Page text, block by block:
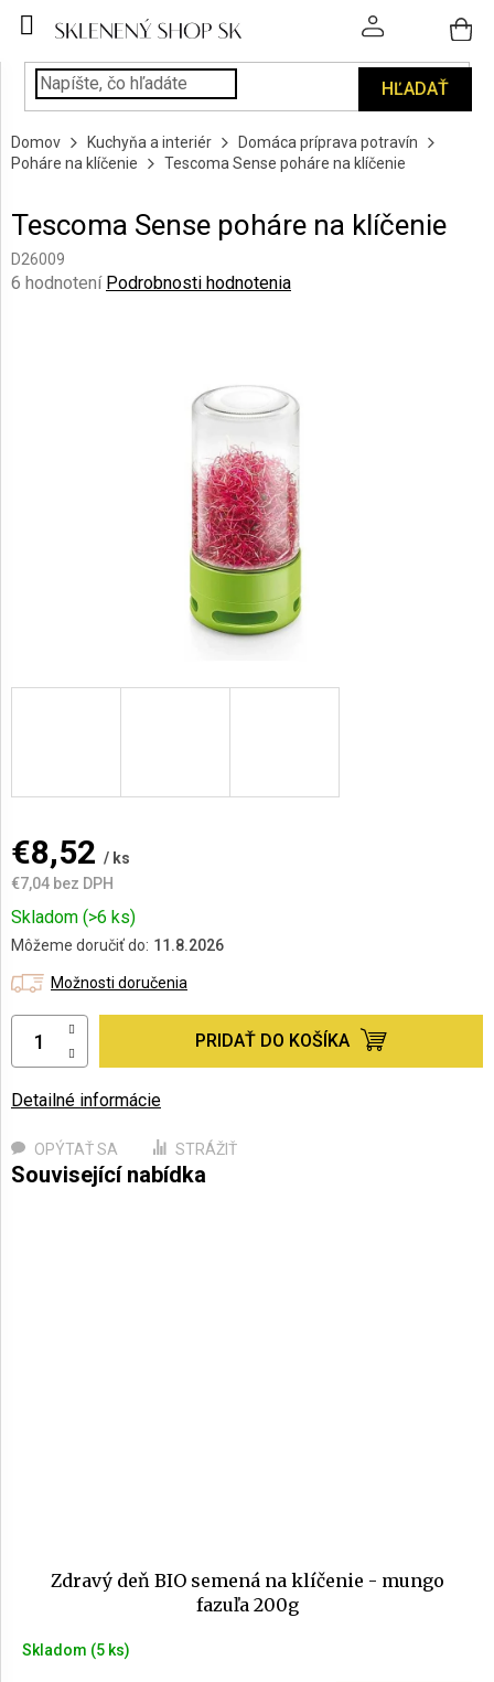
HĽADAŤ
POHÁRE
PODÁVANIE
NÁPOJOV
KUCHYŇA
A
INTERIÉR
Domov Kuchyňa a interiér
Domáca príprava potravín
Poháre na klíčenie
Tescoma Sense poháre na klíčenie
Tescoma Sense poháre na klíčenie
D26009
Priemerné
6 hodnotení Podrobnosti hodnotenia
€8,52 / ks
€7,04 bez DPH
Jednotková
cena:
Skladom (>6 ks)
Môžeme doručiť do: 11.8.2026
Možnosti doručenia
PRIDAŤ DO KOŠÍKA
Detailné informácie
OPÝTAŤ SA STRÁŽIŤ
Zdravý deň BIO semená na klíčenie - mungo
fazuľa 200g
Skladom (5 ks)